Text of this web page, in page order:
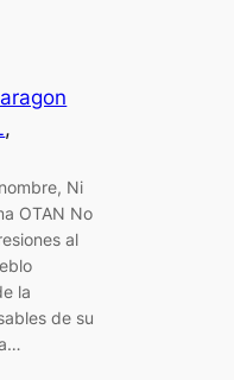
Ni
OTAN No
al
la
de su